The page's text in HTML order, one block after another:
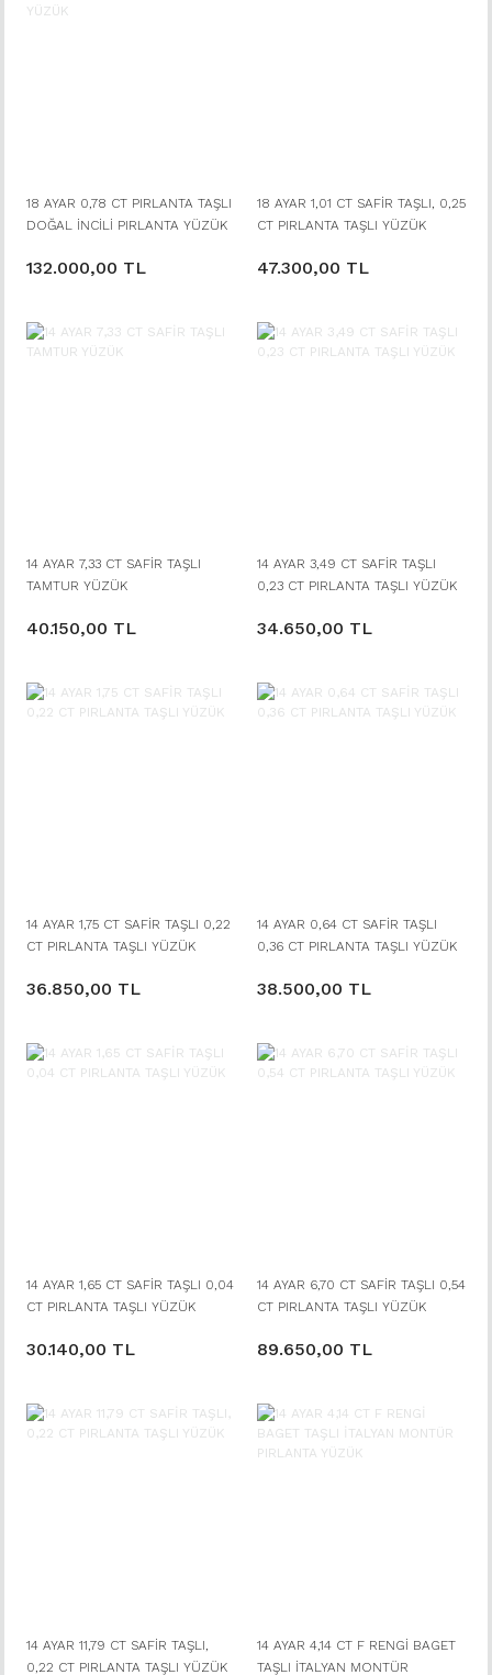
18 AYAR 0,78 CT PIRLANTA TAŞLI
DOĞAL İNCİLİ PIRLANTA YÜZÜK
132.000,00 TL
18 AYAR 1,01 CT SAFİR TAŞLI, 0,25
CT PIRLANTA TAŞLI YÜZÜK
47.300,00 TL
14 AYAR 7,33 CT SAFİR TAŞLI
TAMTUR YÜZÜK
40.150,00 TL
14 AYAR 3,49 CT SAFİR TAŞLI
0,23 CT PIRLANTA TAŞLI YÜZÜK
34.650,00 TL
14 AYAR 1,75 CT SAFİR TAŞLI 0,22
CT PIRLANTA TAŞLI YÜZÜK
36.850,00 TL
14 AYAR 0,64 CT SAFİR TAŞLI
0,36 CT PIRLANTA TAŞLI YÜZÜK
38.500,00 TL
14 AYAR 1,65 CT SAFİR TAŞLI 0,04
CT PIRLANTA TAŞLI YÜZÜK
30.140,00 TL
14 AYAR 6,70 CT SAFİR TAŞLI 0,54
CT PIRLANTA TAŞLI YÜZÜK
89.650,00 TL
14 AYAR 11,79 CT SAFİR TAŞLI,
0,22 CT PIRLANTA TAŞLI YÜZÜK
14 AYAR 4,14 CT F RENGİ BAGET
TAŞLI İTALYAN MONTÜR